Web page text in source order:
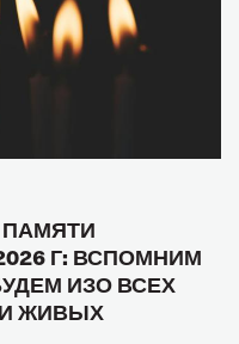
Г: ВСПОМНИМ
ИЗО ВСЕХ
ЖИВЫХ